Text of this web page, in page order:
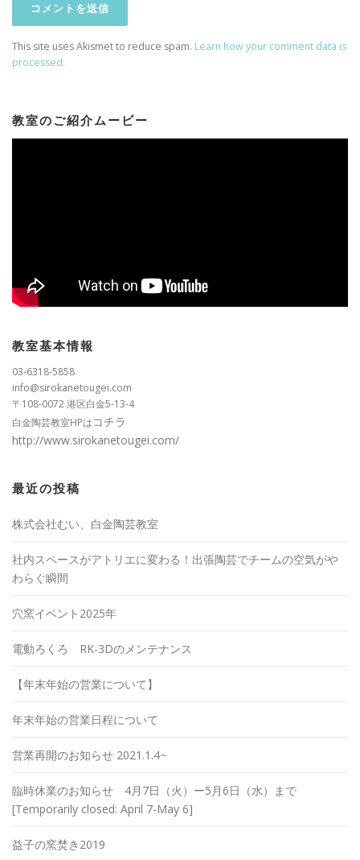
This site uses Akismet to reduce spam. Learn how your comment data is
processed.
教室のご紹介ムービー
教室基本情報
03-6318-5858
info@sirokanetougei.com
〒108-0072 港区白金5-13-4
白金陶芸教室HPはコチラ
http://www.sirokanetougei.com/
最近の投稿
株式会社むい、白金陶芸教室
社内スペースがアトリエに変わる！出張陶芸でチームの空気がや
わらぐ瞬間
穴窯イベント2025年
電動ろくろ RK-3Dのメンテナンス
【年末年始の営業について】
年末年始の営業日程について
営業再開のお知らせ 2021.1.4~
臨時休業のお知らせ 4月7日（火）ー5月6日（水）まで
[Temporarily closed: April 7-May 6]
益子の窯焚き2019